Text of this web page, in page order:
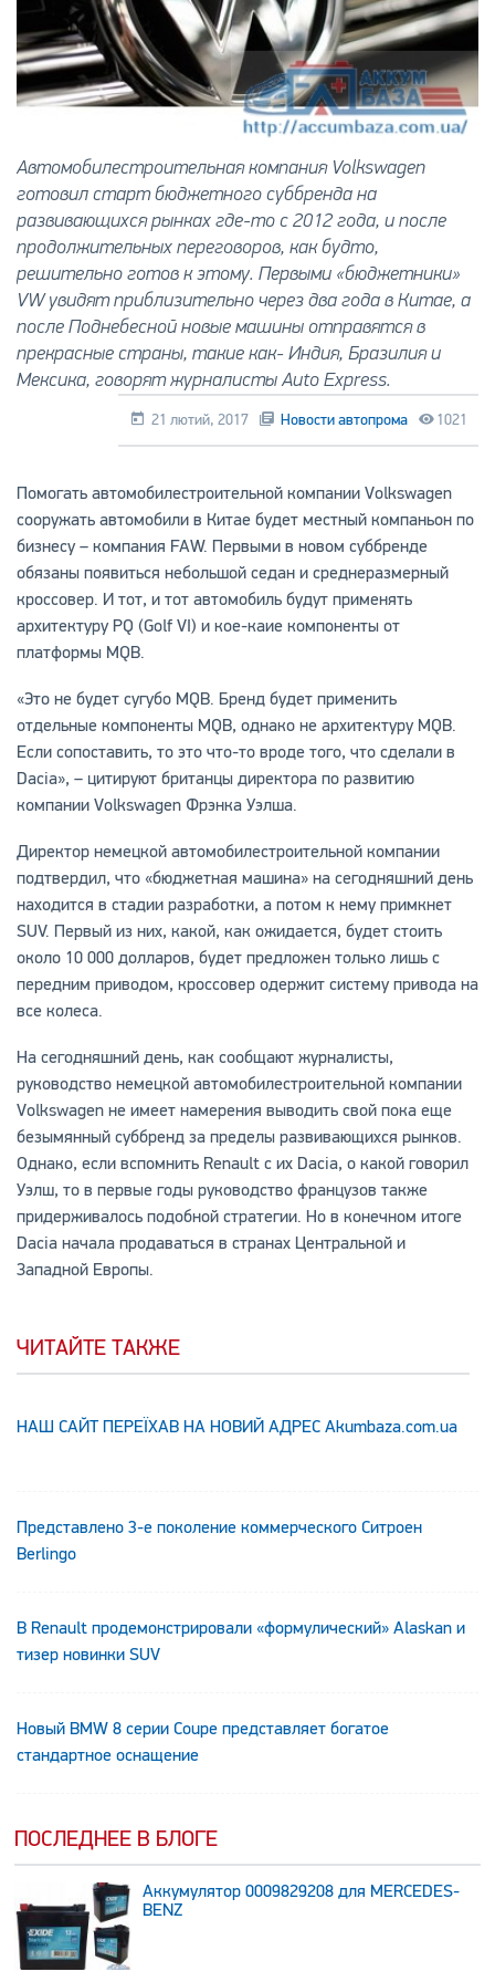
Автомобилестроительная компания Volkswagen
готовил старт бюджетного суббренда на
развивающихся рынках где-то с 2012 года, и после
продолжительных переговоров, как будто,
решительно готов к этому. Первыми «бюджетники»
VW увидят приблизительно через два года в Китае, а
после Поднебесной новые машины отправятся в
прекрасные страны, такие как- Индия, Бразилия и
Мексика, говорят журналисты Auto Express.
21 лютий, 2017 Новости автопрома 1021
Помогать автомобилестроительной компании Volkswagen
сооружать автомобили в Китае будет местный компаньон по
бизнесу – компания FAW. Первыми в новом суббренде
обязаны появиться небольшой седан и среднеразмерный
кроссовер. И тот, и тот автомобиль будут применять
архитектуру PQ (Golf VI) и кое-каие компоненты от
платформы MQB.
«Это не будет сугубо MQB. Бренд будет применить
отдельные компоненты MQB, однако не архитектуру MQB.
Если сопоставить, то это что-то вроде того, что сделали в
Dacia», – цитируют британцы директора по развитию
компании Volkswagen Фрэнка Уэлша.
Директор немецкой автомобилестроительной компании
подтвердил, что «бюджетная машина» на сегодняшний день
находится в стадии разработки, а потом к нему примкнет
SUV. Первый из них, какой, как ожидается, будет стоить
около 10 000 долларов, будет предложен только лишь с
передним приводом, кроссовер одержит систему привода на
все колеса.
На сегодняшний день, как сообщают журналисты,
руководство немецкой автомобилестроительной компании
Volkswagen не имеет намерения выводить свой пока еще
безымянный суббренд за пределы развивающихся рынков.
Однако, если вспомнить Renault с их Dacia, о какой говорил
Уэлш, то в первые годы руководство французов также
придерживалось подобной стратегии. Но в конечном итоге
Dacia начала продаваться в странах Центральной и
Западной Европы.
ЧИТАЙТЕ ТАКЖЕ
НАШ САЙТ ПЕРЕЇХАВ НА НОВИЙ АДРЕС Аkumbaza.com.ua
Представлено 3-е поколение коммерческого Ситроен
Berlingo
В Renault продемонстрировали «формулический» Alaskan и
тизер новинки SUV
Новый BMW 8 серии Coupe представляет богатое
стандартное оснащение
ПОСЛЕДНЕЕ В БЛОГЕ
Аккумулятор 0009829208 для MERCEDES-
BENZ